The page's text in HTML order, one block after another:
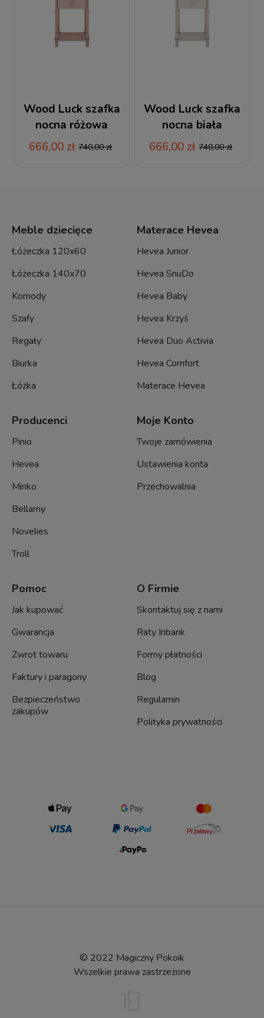
Wood Luck szafka
nocna różowa
Babushka
666,00 zł 740,00 zł
Wood Luck szafka
nocna biała
Babushka
666,00 zł 740,00 zł
Meble dziecięce
Łóżeczka 120x60
Łóżeczka 140x70
Komody
Szafy
Regały
Biurka
Łóżka
Materace Hevea
Hevea Junior
Hevea SnuDo
Hevea Baby
Hevea Krzyś
Hevea Duo Activia
Hevea Comfort
Materace Hevea
Producenci
Pinio
Hevea
Minko
Bellamy
Novelies
Troll
Moje Konto
Twoje zamówienia
Ustawienia konta
Przechowalnia
Pomoc
Jak kupować
Gwarancja
Zwrot towaru
Faktury i paragony
Bezpieczeństwo
zakupów
O Firmie
Skontaktuj się z nami
Raty Inbank
Formy płatności
Blog
Regulamin
Polityka prywatności
© 2022 Magiczny Pokoik
Wszelkie prawa zastrzeżone